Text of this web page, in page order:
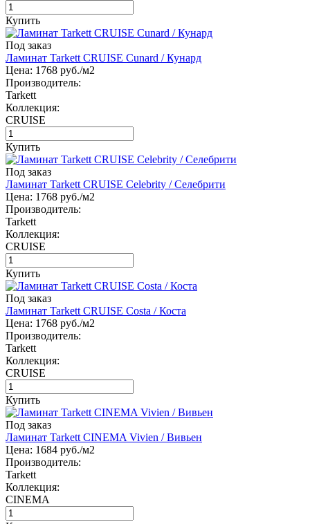
Купить
Под заказ
Ламинат Tarkett CRUISE Cunard / Кунард
Цена: 1768 руб./м2
Производитель:
Tarkett
Коллекция:
CRUISE
Купить
Под заказ
Ламинат Tarkett CRUISE Celebrity / Селебрити
Цена: 1768 руб./м2
Производитель:
Tarkett
Коллекция:
CRUISE
Купить
Под заказ
Ламинат Tarkett CRUISE Costa / Коста
Цена: 1768 руб./м2
Производитель:
Tarkett
Коллекция:
CRUISE
Купить
Под заказ
Ламинат Tarkett CINEMA Vivien / Вивьен
Цена: 1684 руб./м2
Производитель:
Tarkett
Коллекция:
CINEMA